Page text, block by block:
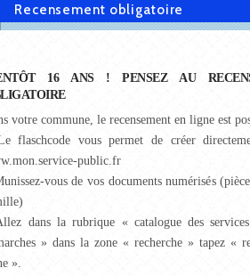
Recensement obligatoire
16 ANS ! PENSEZ AU
votre commune, le recensement en ligne est
flaschcode vous permet de créer
public.fr
vous de vos documents numérisés
dans la rubrique « catalogue des
» dans la zone « recherche » tapez «
».